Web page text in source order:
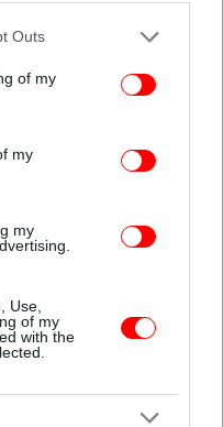
one or more Google
You may click to
its third-party tags to
in below Google
Outs
of my
my
my
Use,
of my
with the